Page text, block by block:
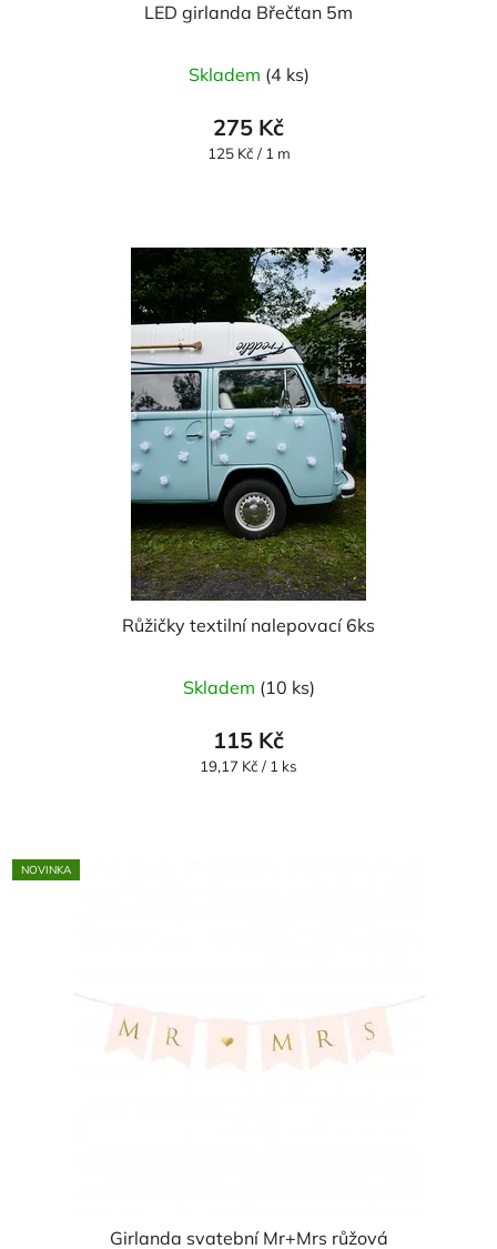
LED girlanda Břečťan 5m
Skladem (4 ks)
275 Kč
Měrná
125 Kč / 1 m
Růžičky textilní nalepovací 6ks
hodnocení
produktu
je
Skladem (10 ks)
115 Kč
Měrná
19,17 Kč / 1 ks
NOVINKA
Girlanda svatební Mr+Mrs růžová